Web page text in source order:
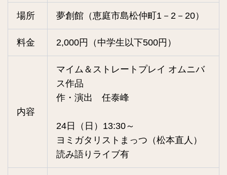
場所 夢創館（恵庭市島松仲町1－2－20）
料金 2,000円（中学生以下500円）
内容
マイム＆ストレートプレイ オムニバ
ス作品
作・演出 任泰峰
24日（日）13:30～
ヨミガタリストまっつ（松本直人）
読み語りライブ有